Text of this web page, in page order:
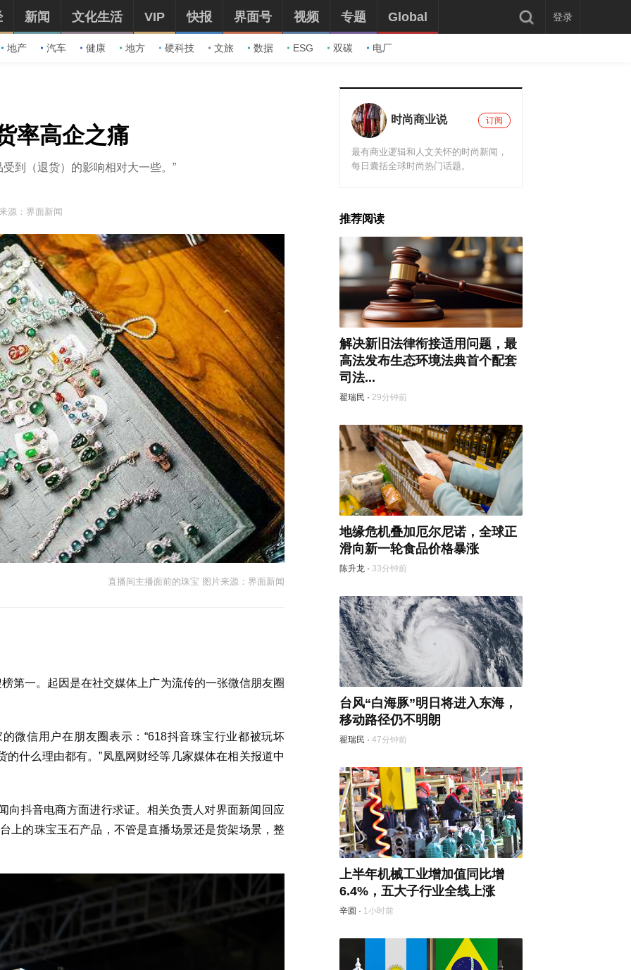
地产 汽车 健康 地方 硬科技 文旅 数据 ESG 双碳 电厂
新闻 文化生活 VIP 快报 界面号 视频 专题 Global 登录
率高企之痛
受到（退货）的影响相对大一些。”
源：界面新闻
直播间主播面前的珠宝 图片来源：界面新闻
第一。起因是在社交媒体上广为流传的一张微信朋友圈
微信用户在朋友圈表示： “618抖音珠宝行业都被玩坏
的什么理由都有。”凤凰网财经等几家媒体在相关报道中
向抖音电商方面进行求证。相关负责人对界面新闻回应
上的珠宝玉石产品，不管是直播场景还是货架场景，整
时尚商业说 订阅
最有商业逻辑和人文关怀的时尚新闻，
每日囊括全球时尚热门话题。
推荐阅读
解决新旧法律衔接适用问题，最
高法发布生态环境法典首个配套
司法...
翟瑞民 · 29分钟前
地缘危机叠加厄尔尼诺，全球正
滑向新一轮食品价格暴涨
陈升龙 · 33分钟前
台风“白海豚”明日将进入东海，
移动路径仍不明朗
翟瑞民 · 47分钟前
上半年机械工业增加值同比增
6.4%，五大子行业全线上涨
辛圆 · 1小时前